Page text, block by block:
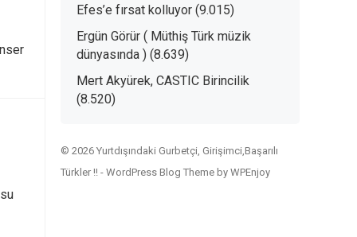
Efes’e fırsat kolluyor (9.015)
Ergün Görür ( Müthiş Türk müzik
dünyasında ) (8.639)
Mert Akyürek, CASTIC Birincilik
(8.520)
© 2026 Yurtdışındaki Gurbetçi, Girişimci,Başarılı
Türkler !! - WordPress Blog Theme by WPEnjoy